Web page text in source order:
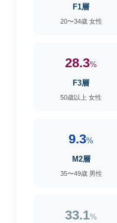
F1層
20〜34歳 女性
28.3%
F3層
50歳以上 女性
9.3%
M2層
35〜49歳 男性
33.1%